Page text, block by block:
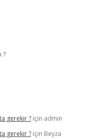
?
gerekir ?için admin
gerekir ?için Beyza